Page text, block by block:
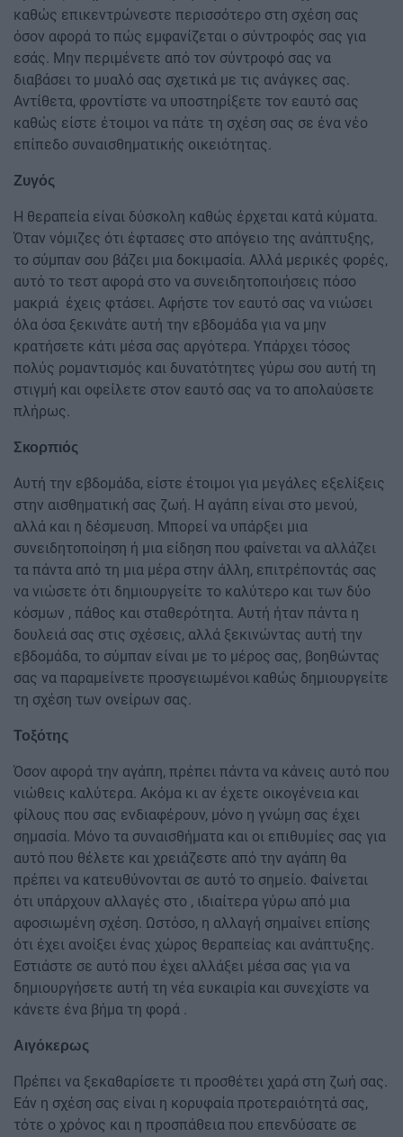
καθώς επικεντρώνεστε περισσότερο στη σχέση σας
όσον αφορά το πώς εμφανίζεται ο σύντροφός σας για
εσάς. Μην περιμένετε από τον σύντροφό σας να
διαβάσει το μυαλό σας σχετικά με τις ανάγκες σας.
Αντίθετα, φροντίστε να υποστηρίξετε τον εαυτό σας
καθώς είστε έτοιμοι να πάτε τη σχέση σας σε ένα νέο
επίπεδο συναισθηματικής οικειότητας.
Ζυγός
Η θεραπεία είναι δύσκολη καθώς έρχεται κατά κύματα.
Όταν νόμιζες ότι έφτασες στο απόγειο της ανάπτυξης,
το σύμπαν σου βάζει μια δοκιμασία. Αλλά μερικές φορές,
αυτό το τεστ αφορά στο να συνειδητοποιήσεις πόσο
μακριά έχεις φτάσει. Αφήστε τον εαυτό σας να νιώσει
όλα όσα ξεκινάτε αυτή την εβδομάδα για να μην
κρατήσετε κάτι μέσα σας αργότερα. Υπάρχει τόσος
πολύς ρομαντισμός και δυνατότητες γύρω σου αυτή τη
στιγμή και οφείλετε στον εαυτό σας να το απολαύσετε
πλήρως.
Σκορπιός
Αυτή την εβδομάδα, είστε έτοιμοι για μεγάλες εξελίξεις
στην αισθηματική σας ζωή. Η αγάπη είναι στο μενού,
αλλά και η δέσμευση. Μπορεί να υπάρξει μια
συνειδητοποίηση ή μια είδηση που φαίνεται να αλλάζει
τα πάντα από τη μια μέρα στην άλλη, επιτρέποντάς σας
να νιώσετε ότι δημιουργείτε το καλύτερο και των δύο
κόσμων , πάθος και σταθερότητα. Αυτή ήταν πάντα η
δουλειά σας στις σχέσεις, αλλά ξεκινώντας αυτή την
εβδομάδα, το σύμπαν είναι με το μέρος σας, βοηθώντας
σας να παραμείνετε προσγειωμένοι καθώς δημιουργείτε
τη σχέση των ονείρων σας.
Τοξότης
Όσον αφορά την αγάπη, πρέπει πάντα να κάνεις αυτό που
νιώθεις καλύτερα. Ακόμα κι αν έχετε οικογένεια και
φίλους που σας ενδιαφέρουν, μόνο η γνώμη σας έχει
σημασία. Μόνο τα συναισθήματα και οι επιθυμίες σας για
αυτό που θέλετε και χρειάζεστε από την αγάπη θα
πρέπει να κατευθύνονται σε αυτό το σημείο. Φαίνεται
ότι υπάρχουν αλλαγές στο , ιδιαίτερα γύρω από μια
αφοσιωμένη σχέση. Ωστόσο, η αλλαγή σημαίνει επίσης
ότι έχει ανοίξει ένας χώρος θεραπείας και ανάπτυξης.
Εστιάστε σε αυτό που έχει αλλάξει μέσα σας για να
δημιουργήσετε αυτή τη νέα ευκαιρία και συνεχίστε να
κάνετε ένα βήμα τη φορά .
Αιγόκερως
Πρέπει να ξεκαθαρίσετε τι προσθέτει χαρά στη ζωή σας.
Εάν η σχέση σας είναι η κορυφαία προτεραιότητά σας,
τότε ο χρόνος και η προσπάθεια που επενδύσατε σε